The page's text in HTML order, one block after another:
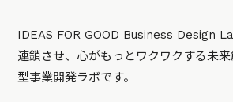
IDEAS FOR GOOD Business Design
連鎖させ、心がもっとワクワクする未来
型事業開発ラボです。